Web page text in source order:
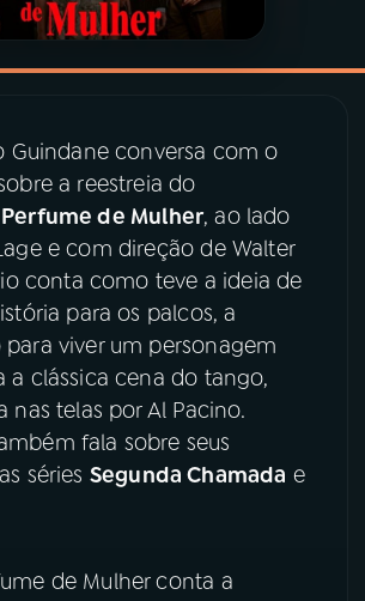
MEC
MEC
Facebook
X
Guindane conversa com o
a reestreia do
Perfume de Mulher, ao lado
e com direção de Walter
conta como teve a ideia de
para os palcos, a
viver um personagem
a clássica cena do tango,
nas telas por Al Pacino.
fala sobre seus
séries Segunda Chamada e
de Mulher conta a